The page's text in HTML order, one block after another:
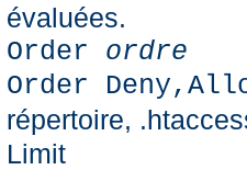
évaluées.
Order ordre
Order
répertoire,
Limit